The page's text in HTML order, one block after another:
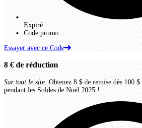
Expiré
Code promo
Essayer avec ce Code
8 € de réduction
Sur tout le site. Obtenez 8 $ de remise dès 100
pendant les Soldes de Noël 2025 !